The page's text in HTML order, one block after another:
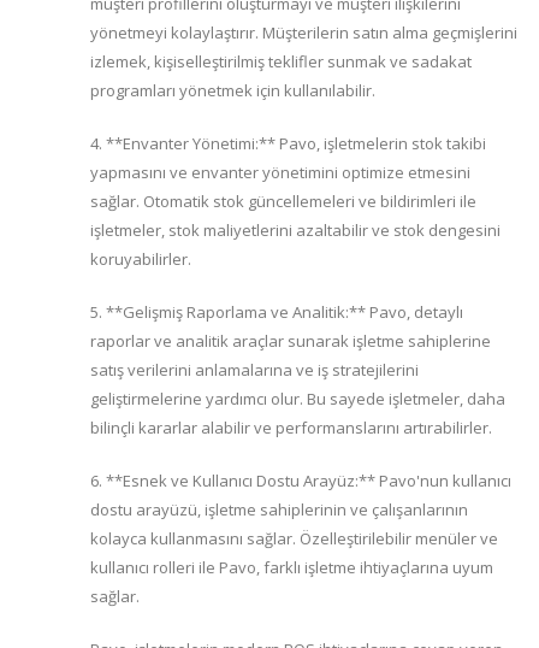
yönetmeyi kolaylaştırır. Müşterilerin satın alma geçmişlerini
izlemek, kişiselleştirilmiş teklifler sunmak ve sadakat
programları yönetmek için kullanılabilir.
4. **Envanter Yönetimi:** Pavo, işletmelerin stok takibi
yapmasını ve envanter yönetimini optimize etmesini
sağlar. Otomatik stok güncellemeleri ve bildirimleri ile
işletmeler, stok maliyetlerini azaltabilir ve stok dengesini
koruyabilirler.
5. **Gelişmiş Raporlama ve Analitik:** Pavo, detaylı
raporlar ve analitik araçlar sunarak işletme sahiplerine
satış verilerini anlamalarına ve iş stratejilerini
geliştirmelerine yardımcı olur. Bu sayede işletmeler, daha
bilinçli kararlar alabilir ve performanslarını artırabilirler.
6. **Esnek ve Kullanıcı Dostu Arayüz:** Pavo'nun kullanıcı
dostu arayüzü, işletme sahiplerinin ve çalışanlarının
kolayca kullanmasını sağlar. Özelleştirilebilir menüler ve
kullanıcı rolleri ile Pavo, farklı işletme ihtiyaçlarına uyum
sağlar.